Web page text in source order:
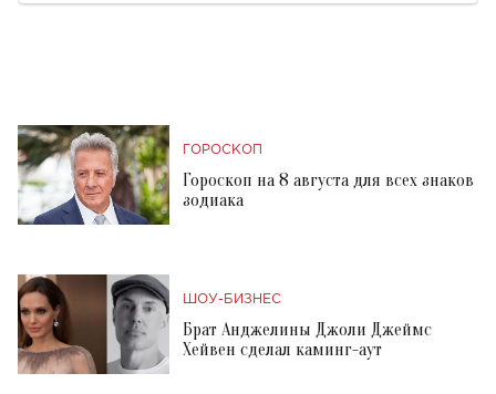
ГОРОСКОП
Гороскоп на 8 августа для всех знаков
зодиака
ШОУ-БИЗНЕС
Брат Анджелины Джоли Джеймс
Хейвен сделал каминг-аут